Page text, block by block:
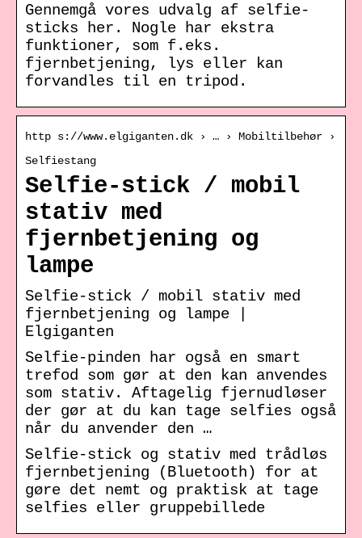
Gennemgå vores udvalg af selfie-
sticks her. Nogle har ekstra
funktioner, som f.eks.
fjernbetjening, lys eller kan
forvandles til en tripod.
http s://www.elgiganten.dk › … › Mobiltilbehør ›
Selfiestang
Selfie-stick / mobil
stativ med
fjernbetjening og
lampe
Selfie-stick / mobil stativ med
fjernbetjening og lampe |
Elgiganten
Selfie-pinden har også en smart
trefod som gør at den kan anvendes
som stativ. Aftagelig fjernudløser
der gør at du kan tage selfies også
når du anvender den …
Selfie-stick og stativ med trådløs
fjernbetjening (Bluetooth) for at
gøre det nemt og praktisk at tage
selfies eller gruppebillede